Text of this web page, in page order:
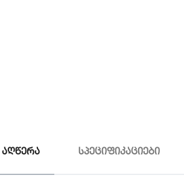
აღწერა სპეციფიკაციები